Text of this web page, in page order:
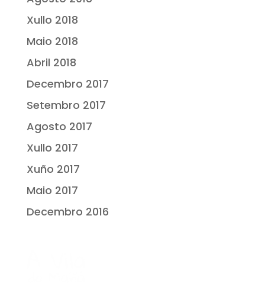
Xullo 2018
Maio 2018
Abril 2018
Decembro 2017
Setembro 2017
Agosto 2017
Xullo 2017
Xuño 2017
Maio 2017
Decembro 2016